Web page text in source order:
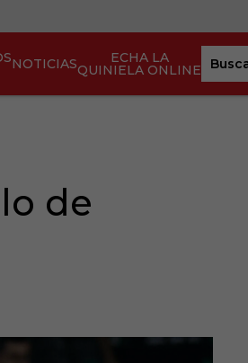
NOTICIAS ECHA LA
QUINIELA ONLINE
de